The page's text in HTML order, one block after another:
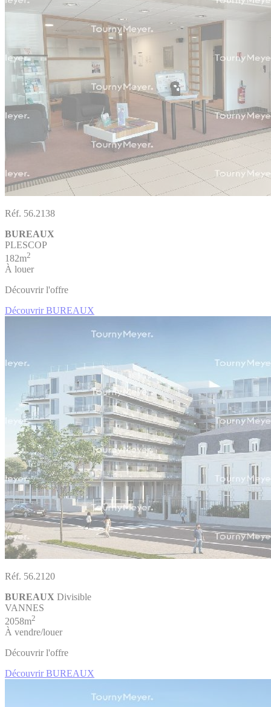
Réf. 56.2138
BUREAUX
PLESCOP
182m2
À louer
Découvrir l'offre
Découvrir BUREAUX
Réf. 56.2120
BUREAUX Divisible
VANNES
2058m2
À vendre/louer
Découvrir l'offre
Découvrir BUREAUX